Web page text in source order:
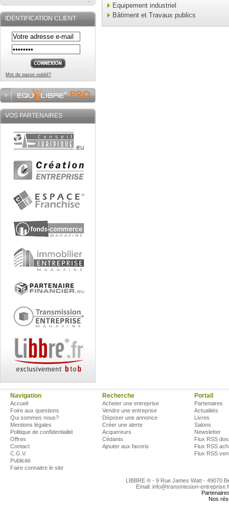
IDENTIFICATION CLIENT
Mot de passe oublié?
VOS PARTENAIRES
Equipement industriel
Bâtiment et Travaux publics
Navigation
Accueil
Foire aux questions
Qui sommes nous?
Mentions légales
Politique de confidentialité
Offres
Contact
C.G.V.
Publicité
Faire connaitre le site
Recherche
Acheter une entreprise
Vendre une entreprise
Déposer une annonce
Créer une alerte
Acquereurs
Cédants
Ajouter aux favoris
Portail
Partenaires
Actualités
Livres
Salons
Newsletter
Flux RSS
Flux RSS
Flux RSS
LIBBRE ® - 9 Rue James Watt - 49070
Email: info@transmission-
Nos